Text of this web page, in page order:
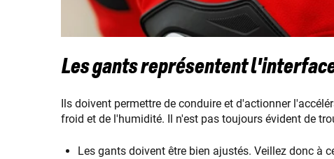
Les gants représentent
Ils doivent permettre de conduire et d'actionner
froid et de l'humidité. Il n'est pas toujours évident de
Les gants doivent être bien ajustés. Veillez donc à